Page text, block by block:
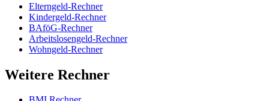
Elterngeld-Rechner
Kindergeld-Rechner
BAföG-Rechner
Arbeitslosengeld-Rechner
Wohngeld-Rechner
Weitere Rechner